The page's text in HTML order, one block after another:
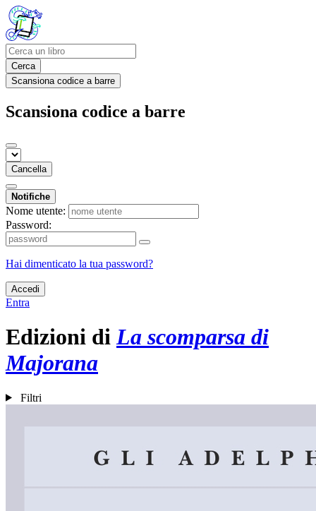
Cerca
Scansiona codice a barre
Scansiona codice a barre
Cancella
Notifiche
Nome utente:
Password:
Hai dimenticato la tua password?
Accedi
Entra
Edizioni diLa scomparsa di
Majorana
Filtri